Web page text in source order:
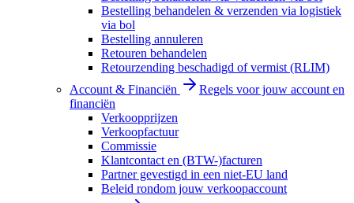
Bestelling behandelen & verzenden via logistiek
via bol
Bestelling annuleren
Retouren behandelen
Retourzending beschadigd of vermist (RLIM)
Account & Financiën
Regels voor jouw account en
financiën
Verkoopprijzen
Verkoopfactuur
Commissie
Klantcontact en (BTW-)facturen
Partner gevestigd in een niet-EU land
Beleid rondom jouw verkoopaccount